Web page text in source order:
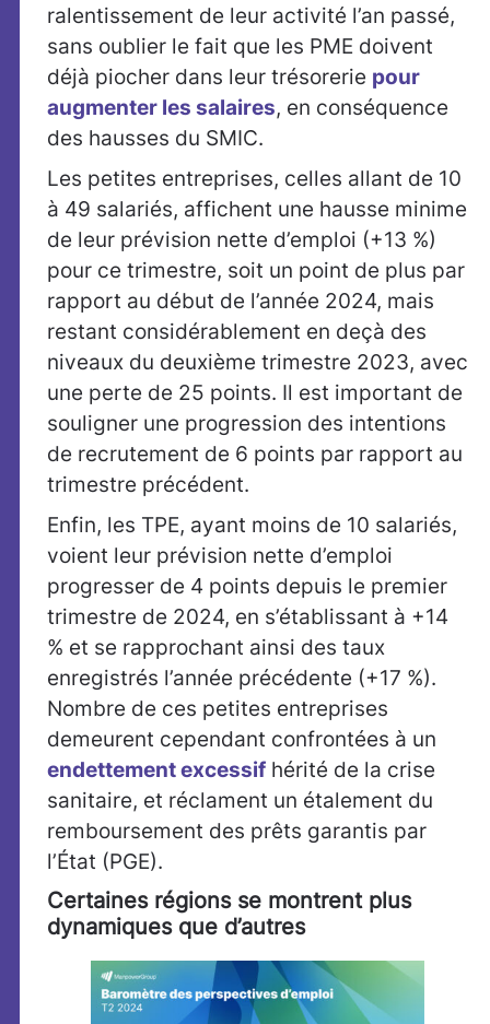
ralentissement de leur activité l’an passé,
sans oublier le fait que les PME doivent
déjà piocher dans leur trésorerie pour
augmenter les salaires, en conséquence
des hausses du SMIC.
Les petites entreprises, celles allant de 10
à 49 salariés, affichent une hausse minime
de leur prévision nette d’emploi (+13 %)
pour ce trimestre, soit un point de plus par
rapport au début de l’année 2024, mais
restant considérablement en deçà des
niveaux du deuxième trimestre 2023, avec
une perte de 25 points. Il est important de
souligner une progression des intentions
de recrutement de 6 points par rapport au
trimestre précédent.
Enfin, les TPE, ayant moins de 10 salariés,
voient leur prévision nette d’emploi
progresser de 4 points depuis le premier
trimestre de 2024, en s’établissant à +14
% et se rapprochant ainsi des taux
enregistrés l’année précédente (+17 %).
Nombre de ces petites entreprises
demeurent cependant confrontées à un
endettement excessif hérité de la crise
sanitaire, et réclament un étalement du
remboursement des prêts garantis par
l’État (PGE).
Certaines régions se montrent plus
dynamiques que d’autres